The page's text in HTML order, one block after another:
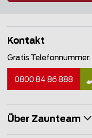
Kontakt
Gratis Telefonnummer:
0800 84 86 888
Über Zaunteam